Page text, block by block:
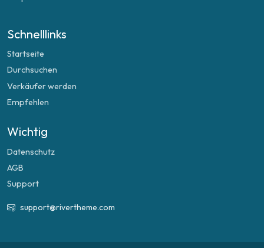
Schnelllinks
Startseite
Durchsuchen
Verkäufer werden
Empfehlen
Wichtig
Datenschutz
AGB
Support
support@rivertheme.com